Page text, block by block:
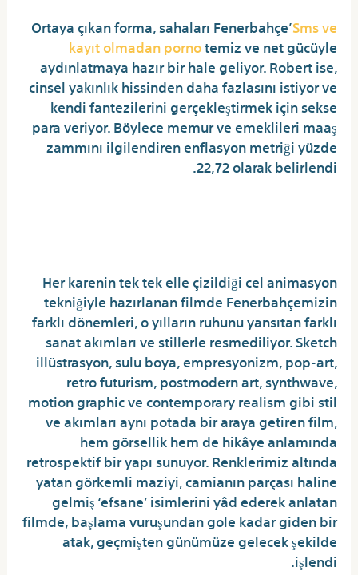
Ortaya çıkan forma, sahaları Fenerbahçe’Sms ve
kayıt olmadan pornotemiz ve net gücüyle
aydınlatmaya hazır bir hale geliyor. Robert ise,
cinsel yakınlık hissinden daha fazlasını istiyor ve
kendi fantezilerini gerçekleştirmek için sekse
para veriyor. Böylece memur ve emeklileri maaş
zammını ilgilendiren enflasyon metriği yüzde
22,72 olarak belirlendi.
Her karenin tek tek elle çizildiği cel animasyon
tekniğiyle hazırlanan filmde Fenerbahçemizin
farklı dönemleri, o yılların ruhunu yansıtan farklı
sanat akımları ve stillerle resmediliyor. Sketch
illüstrasyon, sulu boya, empresyonizm, pop-art,
retro futurism, postmodern art, synthwave,
motion graphic ve contemporary realism gibi stil
ve akımları aynı potada bir araya getiren film,
hem görsellik hem de hikâye anlamında
retrospektif bir yapı sunuyor. Renklerimiz altında
yatan görkemli maziyi, camianın parçası haline
gelmiş ‘efsane’ isimlerini yâd ederek anlatan
filmde, başlama vuruşundan gole kadar giden bir
atak, geçmişten günümüze gelecek şekilde
işlendi.